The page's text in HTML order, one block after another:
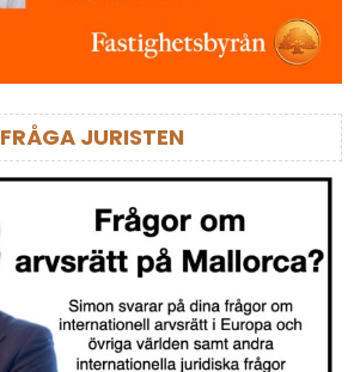
FRÅGA JURISTEN